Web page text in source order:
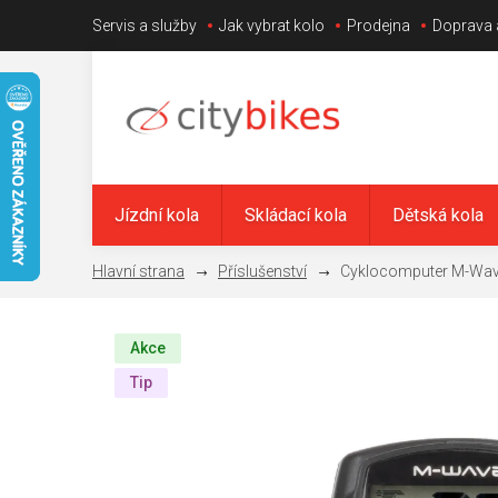
obsah
Servis a služby Jak vybrat kolo Prodejna Doprava
Jízdní kola Skládací kola Dětská kola
Příslušenství Cyklocomputer M-
Akce
Tip